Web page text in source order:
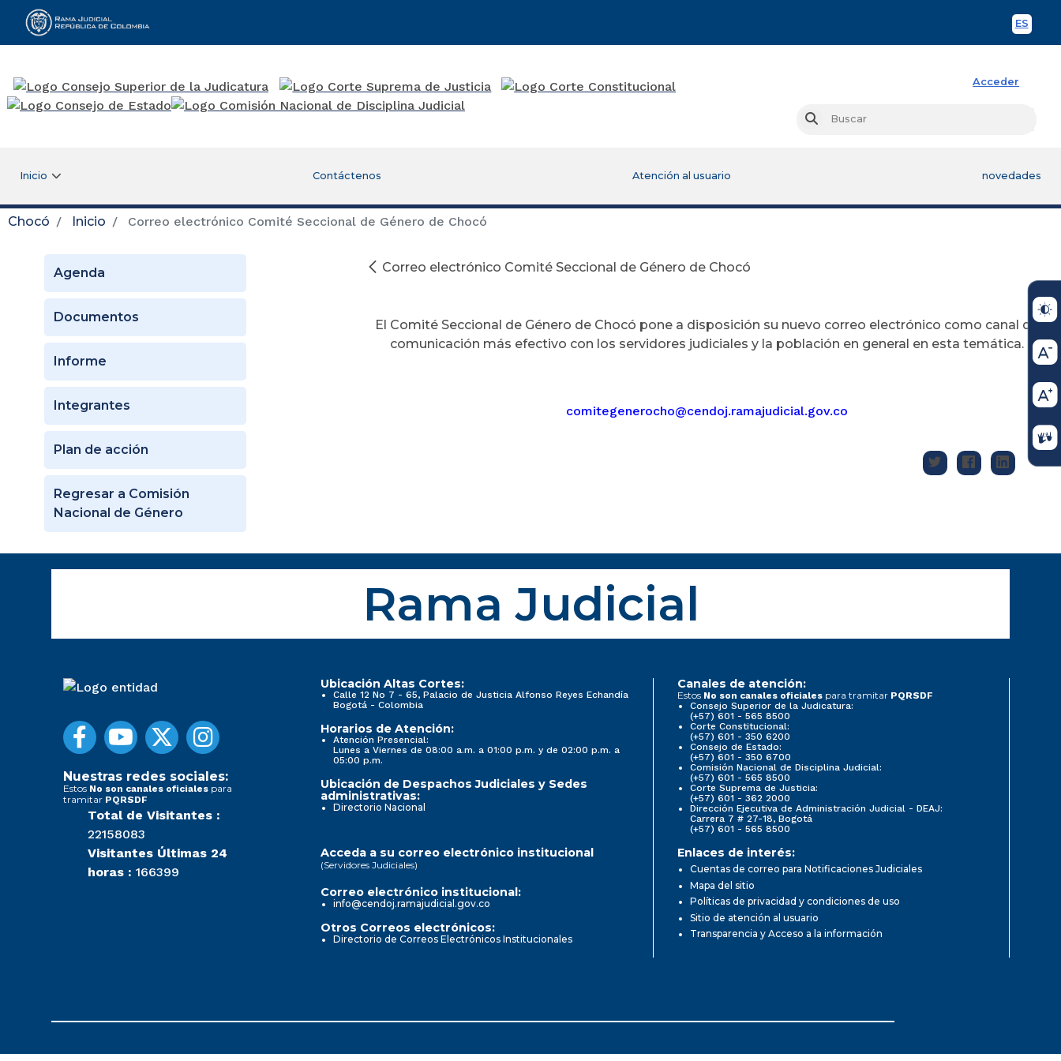
ES
Rama Judicial
Acceder
Buscar
Inicio Contáctenos Atención al usuario novedades
Chocó Inicio Correo electrónico Comité Seccional de Género de Chocó
Agenda
Documentos
Informe
Integrantes
Plan de acción
Regresar a Comisión
Nacional de Género
Correo electrónico Comité Seccional de Género de Chocó
El Comité Seccional de Género de Chocó pone a disposición su nuevo correo electrónico como canal de
comunicación más efectivo con los servidores judiciales y la población en general en esta temática.
comitegenerocho@cendoj.ramajudicial.gov.co
Rama Judicial
Nuestras redes sociales:
Estos No son canales oficiales para
tramitar PQRSDF
Total de Visitantes :
22158083
Visitantes Últimas 24
horas : 166399
Ubicación Altas Cortes:
Calle 12 No 7 - 65, Palacio de Justicia Alfonso Reyes Echandía
Bogotá - Colombia
Horarios de Atención:
Atención Presencial:
Lunes a Viernes de 08:00 a.m. a 01:00 p.m. y de 02:00 p.m. a
05:00 p.m.
Ubicación de Despachos Judiciales y Sedes
administrativas:
Directorio Nacional
Canales de atención:
Estos No son canales oficiales para tramitar PQRSDF
Consejo Superior de la Judicatura:
(+57) 601 - 565 8500
Corte Constitucional:
(+57) 601 - 350 6200
Consejo de Estado:
(+57) 601 - 350 6700
Comisión Nacional de Disciplina Judicial:
(+57) 601 - 565 8500
Corte Suprema de Justicia:
(+57) 601 - 362 2000
Dirección Ejecutiva de Administración Judicial - DEAJ:
Carrera 7 # 27-18, Bogotá
(+57) 601 - 565 8500
Acceda a su correo electrónico institucional
(Servidores Judiciales)
Correo electrónico institucional:
info@cendoj.ramajudicial.gov.co
Otros Correos electrónicos:
Directorio de Correos Electrónicos Institucionales
Enlaces de interés:
Cuentas de correo para Notificaciones Judiciales
Mapa del sitio
Políticas de privacidad y condiciones de uso
Sitio de atención al usuario
Transparencia y Acceso a la información